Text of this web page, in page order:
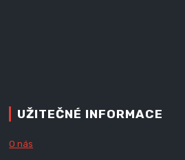
UŽITEČNÉ INFORMACE
O nás